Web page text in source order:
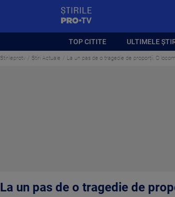
TOP CITITE ULTIMELE
Stirileprotv Știri Actuale La un pas de o tragedie de proporții. O
La un pas de o tragedie de